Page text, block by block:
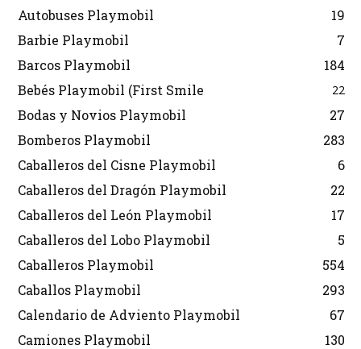
Autobuses Playmobil
19
Barbie Playmobil
7
Barcos Playmobil
184
Bebés Playmobil (First Smile
22
Bodas y Novios Playmobil
27
Bomberos Playmobil
283
Caballeros del Cisne Playmobil
6
Caballeros del Dragón Playmobil
22
Caballeros del León Playmobil
17
Caballeros del Lobo Playmobil
5
Caballeros Playmobil
554
Caballos Playmobil
293
Calendario de Adviento Playmobil
67
Camiones Playmobil
130